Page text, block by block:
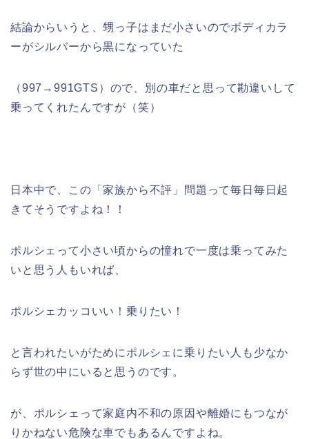
結論からいうと、甥っ子はまだ小さいのでボディカラ
ーがシルバーから黒になっていた
（997→991GTS）ので、別の車だと思って勘違いして
乗ってくれたんですが（笑）
日本中で、この「家族から不評」問題って毎日毎日起
きてそうですよね！！
ポルシェって小さい頃からの憧れで一度は乗ってみた
いと思う人もいれば、
ポルシェカッコいい！乗りたい！
と言われたいがためにポルシェに乗りたい人も少なか
らず世の中にいると思うのです。
が、ポルシェって家庭内不和の原因や離婚にもつなが
りかねない危険な車でもあるんですよね。